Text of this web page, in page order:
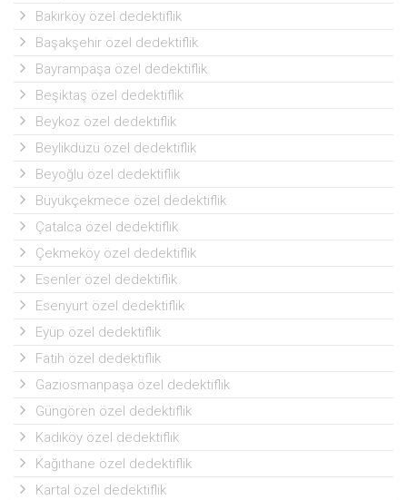
Bakırköy özel dedektiflik
Başakşehir özel dedektiflik
Bayrampaşa özel dedektiflik
Beşiktaş özel dedektiflik
Beykoz özel dedektiflik
Beylikdüzü özel dedektiflik
Beyoğlu özel dedektiflik
Büyükçekmece özel dedektiflik
Çatalca özel dedektiflik
Çekmeköy özel dedektiflik
Esenler özel dedektiflik
Esenyurt özel dedektiflik
Eyüp özel dedektiflik
Fatih özel dedektiflik
Gaziosmanpaşa özel dedektiflik
Güngören özel dedektiflik
Kadıköy özel dedektiflik
Kağıthane özel dedektiflik
Kartal özel dedektiflik